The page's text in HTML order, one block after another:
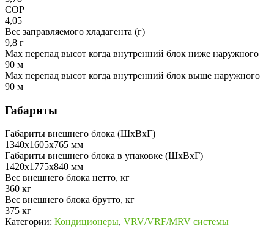
COP
4,05
Вес заправляемого хладагента (г)
9,8 г
Мах перепад высот когда внутренний блок ниже наружного
90 м
Мах перепад высот когда внутренний блок выше наружного
90 м
Габариты
Габариты внешнего блока (ШхВхГ)
1340х1605х765 мм
Габариты внешнего блока в упаковке (ШхВхГ)
1420х1775х840 мм
Вес внешнего блока нетто, кг
360 кг
Вес внешнего блока брутто, кг
375 кг
Категории: Кондиционеры, VRV/VRF/MRV системы